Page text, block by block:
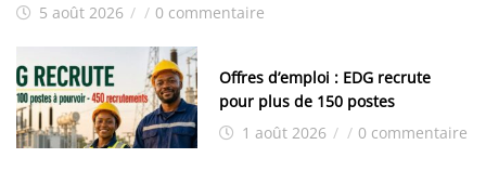
5 août 2026 / / 0 commentaire
Offres d’emploi : EDG recrute
pour plus de 150 postes
1 août 2026 / / 0 commentaire